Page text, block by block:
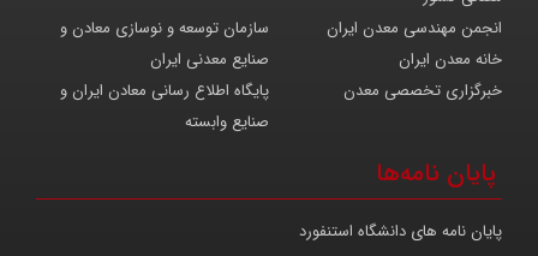
سازمان توسعه و نوسازی معادن و
صنایع معدنی ایران
انجمن مهندسی معدن ایران
خانه معدن ایران
پایگاه اطلاع رسانی معادن ایران و
صنایع وابسته
خبرگزاری تخصصی معدن
پایان نامه‌ها
پایان نامه های دانشگاه استنفورد